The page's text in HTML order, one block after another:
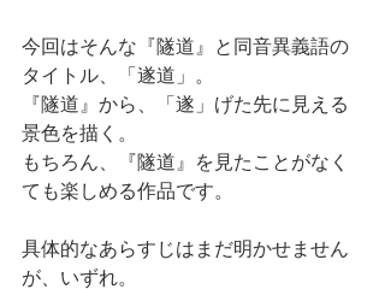
今回はそんな『隧道』と同音異義語の
タイトル、「遂道」。
『隧道』から、「遂」げた先に見える
景色を描く。
もちろん、『隧道』を見たことがなく
ても楽しめる作品です。
具体的なあらすじはまだ明かせません
が、いずれ。